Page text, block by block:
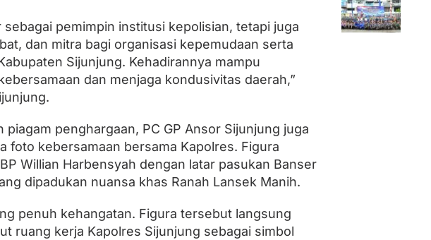
sebagai pemimpin institusi kepolisian, tetapi juga
dan mitra bagi organisasi kepemudaan serta
Sijunjung. Kehadirannya mampu
dan menjaga kondusivitas daerah,”
penghargaan, PC GP Ansor Sijunjung juga
foto kebersamaan bersama Kapolres. Figura
Willian Harbensyah dengan latar pasukan Banser
dipadukan nuansa khas Ranah Lansek Manih.
penuh kehangatan. Figura tersebut langsung
ruang kerja Kapolres Sijunjung sebagai simbol